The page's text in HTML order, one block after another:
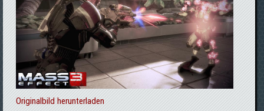
Originalbild herunterladen